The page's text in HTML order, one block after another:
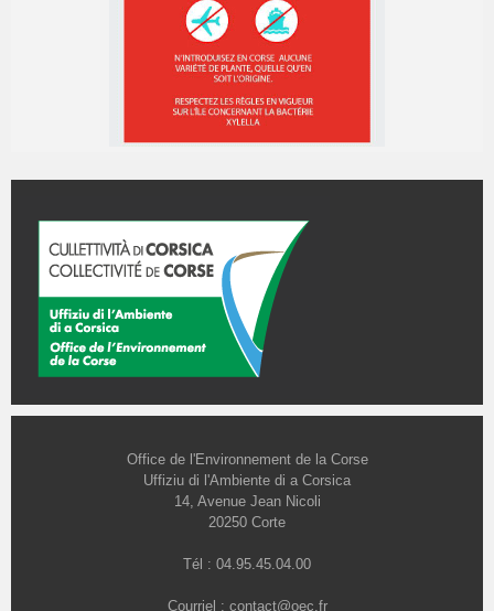
Office de l'Environnement de la Corse
Uffiziu di l'Ambiente di a Corsica
14, Avenue Jean Nicoli
20250 Corte
Tél : 04.95.45.04.00
Courriel : contact@oec.fr